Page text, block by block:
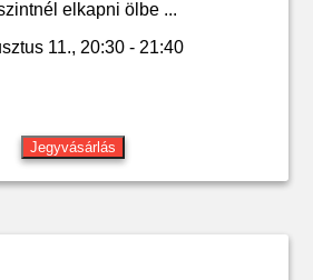
elkapni ölbe ...
11., 20:30 - 21:40
Jegyvásárlás